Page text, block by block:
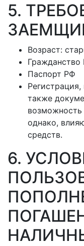
5.
Возраст:
Гражданство
Паспорт РФ
также
возможность
однако,
средств.
6.